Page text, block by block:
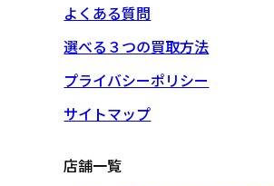
よくある質問
選べる３つの買取方法
プライバシーポリシー
サイトマップ
店舗一覧